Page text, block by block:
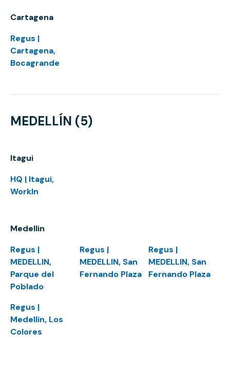
Cartagena
Regus |
Cartagena,
Bocagrande
MEDELLÍN (5)
Itagui
HQ | Itagui,
WorkIn
Medellin
Regus |
MEDELLIN,
Parque del
Poblado
Regus |
MEDELLIN, San
Fernando Plaza
Regus |
MEDELLIN, San
Fernando Plaza
Regus |
Medellin, Los
Colores